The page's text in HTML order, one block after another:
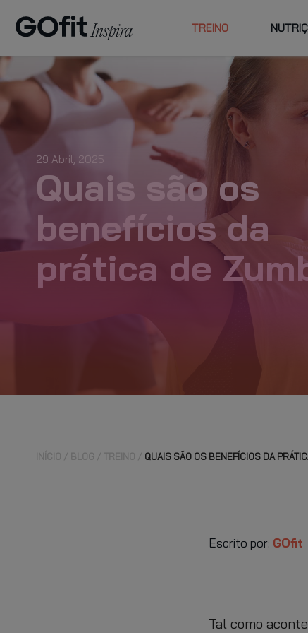
TREINO
ESCOLHA
GOFIT
CENTROS E
planos de
acompanhamento
PLANO PLUS
29 Abril, 2025
Quais são os
benefícios da
prática de
INÍCIO BLOG TREINO QUAIS SÃO OS BENEFÍCIOS DA
Escrito por: GOfit
Tal como